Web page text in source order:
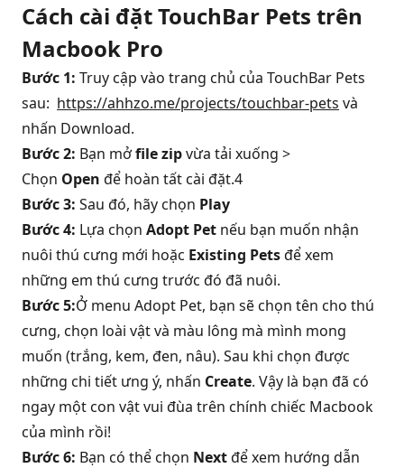
Cách cài đặt TouchBar Pets trên
Macbook Pro
Bước 1: Truy cập vào trang chủ của TouchBar Pets
sau: https://ahhzo.me/projects/touchbar-pets và
nhấn Download.
Bước 2: Bạn mởfile zipvừa tải xuống >
Chọn Open để hoàn tất cài đặt.4
Bước 3: Sau đó, hãy chọn Play
Bước 4: Lựa chọn Adopt Pet nếu bạn muốn nhận
nuôi thú cưng mới hoặc Existing Petsđể xem
những em thú cưng trước đó đã nuôi.
Bước 5:Ở menu Adopt Pet, bạn sẽ chọn tên cho thú
cưng, chọn loài vật và màu lông mà mình mong
muốn (trắng, kem, đen, nâu). Sau khi chọn được
những chi tiết ưng ý, nhấn Create. Vậy là bạn đã có
ngay một con vật vui đùa trên chính chiếc Macbook
của mình rồi!
Bước 6: Bạn có thể chọn Nextđể xem hướng dẫn